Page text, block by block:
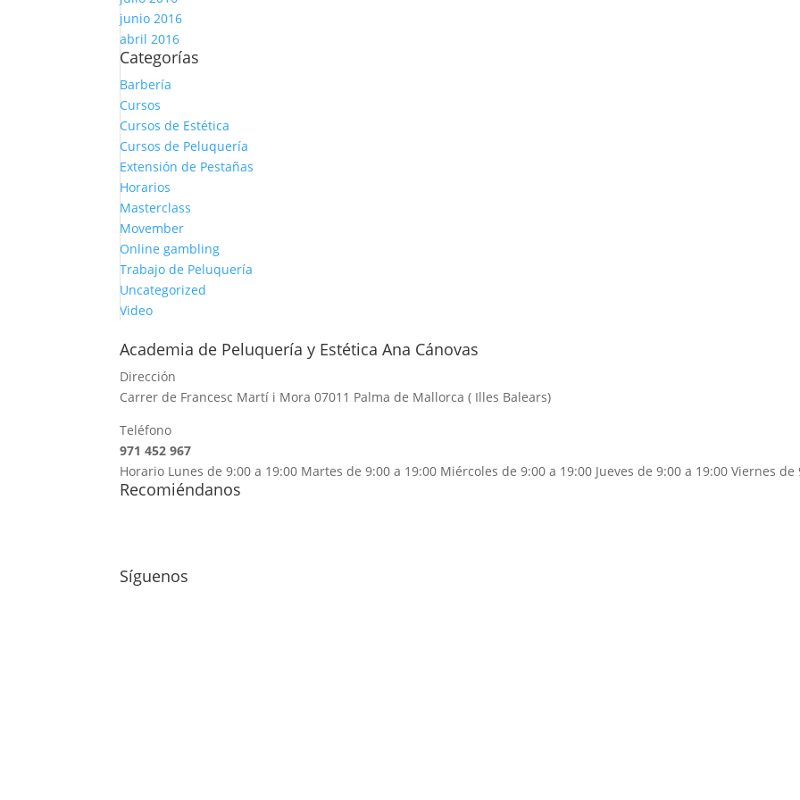
junio 2016
abril 2016
Categorías
Barbería
Cursos
Cursos de Estética
Cursos de Peluquería
Extensión de Pestañas
Horarios
Masterclass
Movember
Online gambling
Trabajo de Peluquería
Uncategorized
Video
Academia de Peluquería y Estética Ana Cánovas
Dirección
Carrer de Francesc Martí i Mora 07011 Palma de Mallorca ( Illes Balears)
Teléfono
971 452 967
Horario Lunes de 9:00 a 19:00 Martes de 9:00 a 19:00 Miércoles de 9:00 a 19:00 Jueves de 9:00 a 19:00 Viernes de
Recomiéndanos
Síguenos